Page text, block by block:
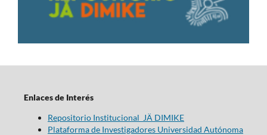
Enlaces de Interés
Repositorio Institucional JÄ DIMIKE
Plataforma de Investigadores Universidad Autónoma